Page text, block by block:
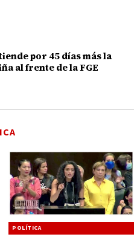
por 45 días más la
al frente de la FGE
POLÍTICA